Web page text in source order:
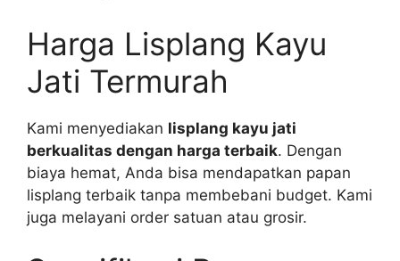
Harga Lisplang Kayu
Jati Termurah
Kami menyediakan lisplang kayu jati
berkualitas dengan harga terbaik. Dengan
biaya hemat, Anda bisa mendapatkan papan
lisplang terbaik tanpa membebani budget. Kami
juga melayani order satuan atau grosir.